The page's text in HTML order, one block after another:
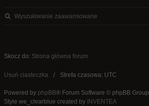
Wyszukiwanie zaawansowane
Skocz do: Strona główna forum
Usuń ciasteczka Strefa czasowa: UTC
Powered by phpBB® Forum Software © phpBB Group
Style we_clearblue created by INVENTEA